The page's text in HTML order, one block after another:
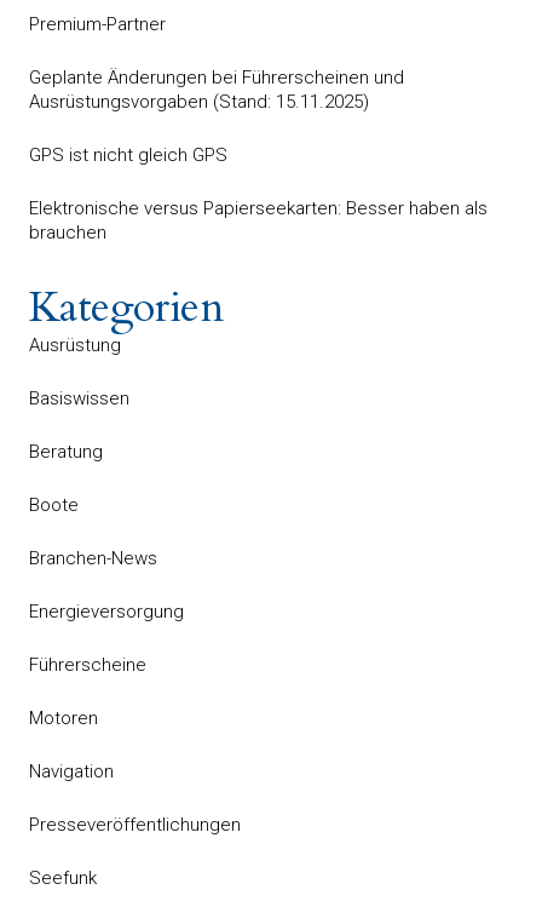
Premium-Partner
Geplante Änderungen bei Führerscheinen und
Ausrüstungsvorgaben (Stand: 15.11.2025)
GPS ist nicht gleich GPS
Elektronische versus Papierseekarten: Besser haben als
brauchen
Kategorien
Ausrüstung
Basiswissen
Beratung
Boote
Branchen-News
Energieversorgung
Führerscheine
Motoren
Navigation
Presseveröffentlichungen
Seefunk